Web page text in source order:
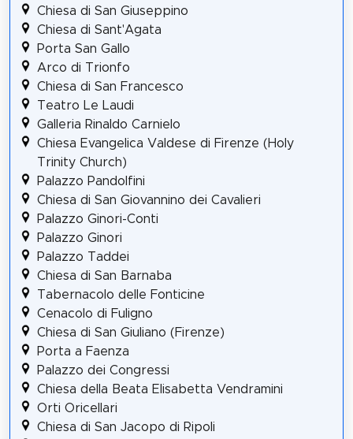
Chiesa di San Giuseppino
Chiesa di Sant'Agata
Porta San Gallo
Arco di Trionfo
Chiesa di San Francesco
Teatro Le Laudi
Galleria Rinaldo Carnielo
Chiesa Evangelica Valdese di Firenze (Holy
Trinity Church)
Palazzo Pandolfini
Chiesa di San Giovannino dei Cavalieri
Palazzo Ginori-Conti
Palazzo Ginori
Palazzo Taddei
Chiesa di San Barnaba
Tabernacolo delle Fonticine
Cenacolo di Fuligno
Chiesa di San Giuliano (Firenze)
Porta a Faenza
Palazzo dei Congressi
Chiesa della Beata Elisabetta Vendramini
Orti Oricellari
Chiesa di San Jacopo di Ripoli